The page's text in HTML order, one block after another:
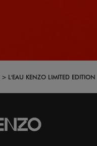
L'EAU KENZO LIMITED